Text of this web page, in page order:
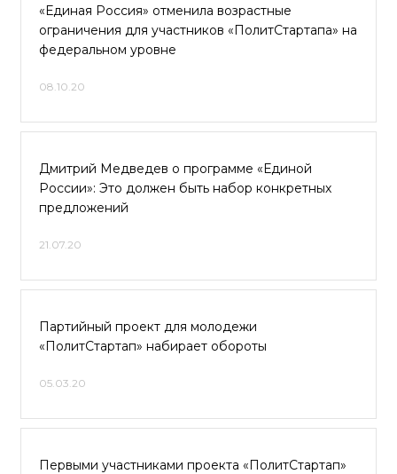
«Единая Россия» отменила возрастные
ограничения для участников «ПолитСтартапа» на
федеральном уровне
08.10.20
Дмитрий Медведев о программе «Единой
России»: Это должен быть набор конкретных
предложений
21.07.20
Партийный проект для молодежи
«ПолитСтартап» набирает обороты
05.03.20
Первыми участниками проекта «ПолитСтартап»